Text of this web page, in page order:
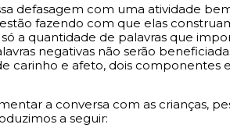
defasagem com uma atividade
fazendo com que elas
a quantidade de palavras que
negativas não serão
carinho e afeto, dois componentes
a conversa com as crianças,
a seguir: